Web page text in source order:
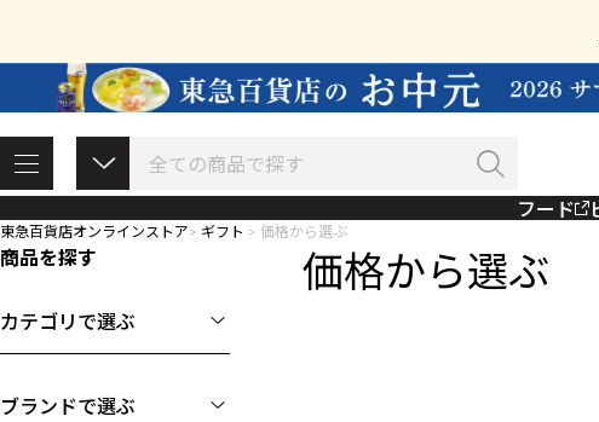
フード
東急百貨店オンラインストア ギフト 価格から選ぶ
商品を探す
カテゴリで選ぶ
ブランドで選ぶ
価格から選ぶ